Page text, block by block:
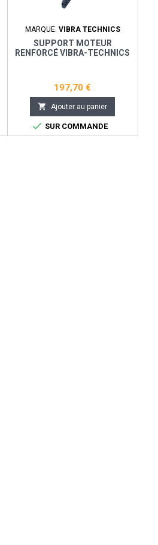
MARQUE: VIBRA TECHNICS
SUPPORT MOTEUR
RENFORCÉ VIBRA-TECHNICS
197,70 €
 Ajouter au panier
 SUR COMMANDE